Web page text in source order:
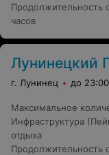
Продолжительность
часов
Лунинецкий
г. Лунинец до 23:00
Максимальное
Инфраструктура
отдыха
Продолжительность